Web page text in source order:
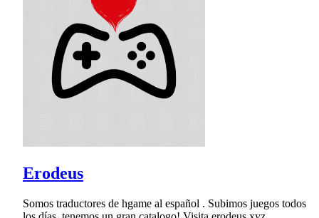
Erodeus
Somos traductores de hgame al español . Subimos juegos todos